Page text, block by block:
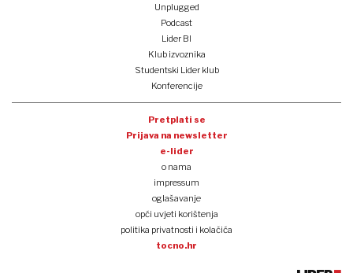
Unplugged
Podcast
Lider BI
Klub izvoznika
Studentski Lider klub
Konferencije
Pretplati se
Prijava na newsletter
e-lider
o nama
impressum
oglašavanje
opći uvjeti korištenja
politika privatnosti i kolačića
tocno.hr